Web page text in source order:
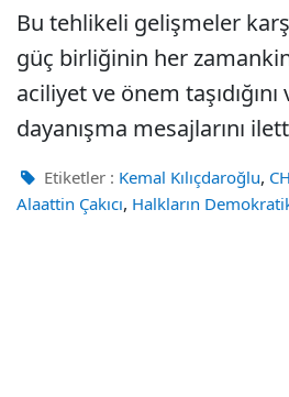
Bu tehlikeli gelişmeler
güç birliğinin her
aciliyet ve önem taşıdığını
dayanışma mesajlarını
Etiketler : Kemal Kılıçdaroğlu,
Alaattin Çakıcı, Halkların